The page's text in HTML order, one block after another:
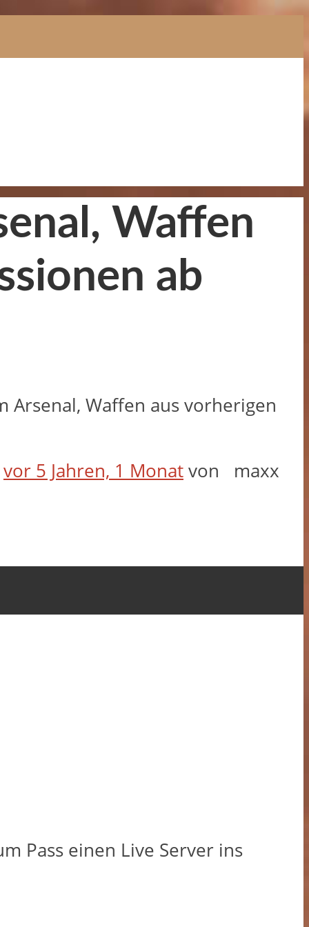
Waffen
ab
Arsenal, Waffen aus vorherigen
vor 5 Jahren, 1 Monat von maxx
Pass einen Live Server ins